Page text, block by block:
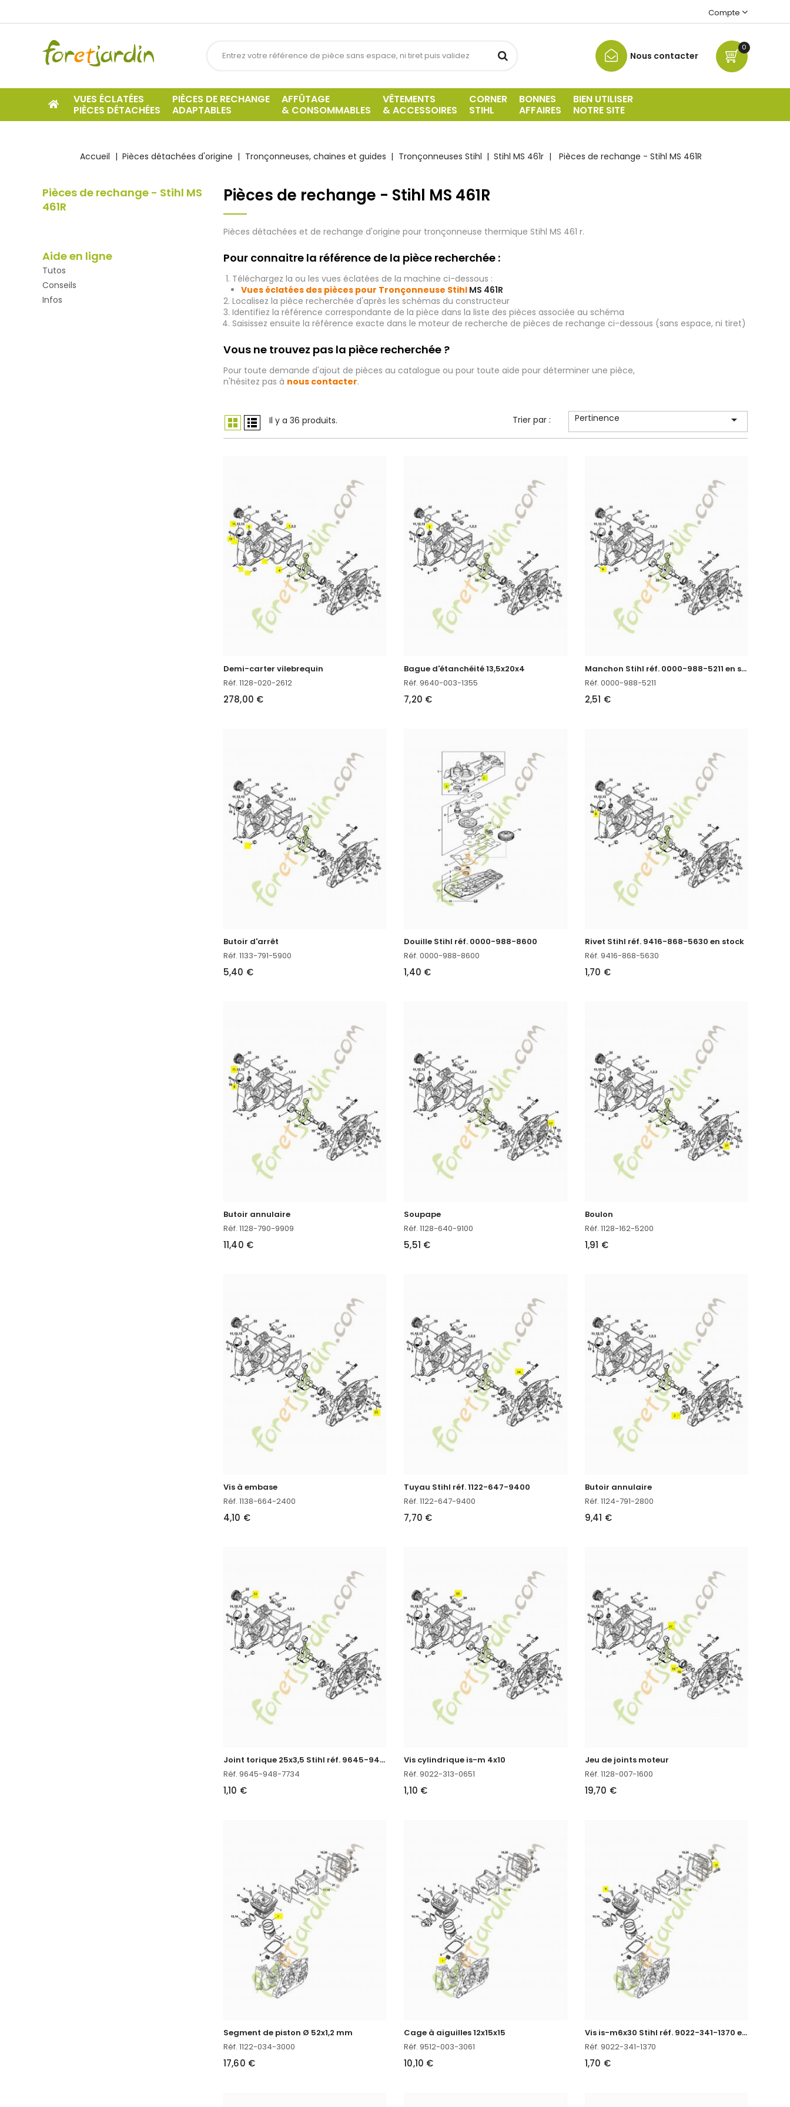
Compte
0
Nous contacter
VUES ÉCLATÉES
PIÈCES DÉTACHÉES
PIÈCES DE RECHANGE
ADAPTABLES
AFFÛTAGE
& CONSOMMABLES
VÊTEMENTS
& ACCESSOIRES
CORNER
STIHL
BONNES
AFFAIRES
BIEN UTILISER
NOTRE SITE
Accueil Pièces détachées d'origine Tronçonneuses, chaines et guides Tronçonneuses Stihl Stihl MS 461r Pièces de rechange - Stihl MS 461R
Pièces de rechange - Stihl MS
461R
Aide en ligne
Tutos
Conseils
Infos
Pièces de rechange - Stihl MS 461R
Pièces détachées et de rechange d'origine pour tronçonneuse thermique Stihl MS 461 r.
Pour connaitre la référence de la pièce recherchée :
Téléchargez la ou les vues éclatées de la machine ci-dessous :
Vues éclatées des pièces pour Tronçonneuse StihlMS 461R
Localisez la pièce recherchée d'après les schémas du constructeur
Identifiez la référence correspondante de la pièce dans la liste des pièces associée au schéma
Saisissez ensuite la référence exacte dans le moteur de recherche de pièces de rechange ci-dessous (sans espace, ni tiret)
Vous ne trouvez pas la pièce recherchée ?
Pour toute demande d'ajout de pièces au catalogue ou pour toute aide pour déterminer une pièce,
n'hésitez pas à nous contacter.
Il y a 36 produits. Trier par : Pertinence 
Demi-carter vilebrequin
Réf. 1128-020-2612
278,00 €
Bague d'étanchéité 13,5x20x4
Réf. 9640-003-1355
7,20 €
M
anchon Stihl réf. 0000-988-5211 en stock
Réf. 0000-988-5211
2,51 €
Butoir d'arrêt
Réf. 1133-791-5900
5,40 €
Douille Stihl réf. 0000-988-8600
Réf. 0000-988-8600
1,40 €
Rivet Stihl réf. 9416-868-5630 en stock
Réf. 9416-868-5630
1,70 €
Butoir annulaire
Réf. 1128-790-9909
11,40 €
Soupape
Réf. 1128-640-9100
5,51 €
Boulon
Réf. 1128-162-5200
1,91 €
Vis à embase
Réf. 1138-664-2400
4,10 €
Tuyau Stihl réf. 1122-647-9400
Réf. 1122-647-9400
7,70 €
Butoir annulaire
Réf. 1124-791-2800
9,41 €
J
oint torique 25x3,5 Stihl réf. 9645-948-7734
Réf. 9645-948-7734
1,10 €
Vis cylindrique is-m 4x10
Réf. 9022-313-0651
1,10 €
Jeu de joints moteur
Réf. 1128-007-1600
19,70 €
Segment de piston Ø 52x1,2 mm
Réf. 1122-034-3000
17,60 €
Cage à aiguilles 12x15x15
Réf. 9512-003-3061
10,10 €
V
is is-m6x30 Stihl réf. 9022-341-1370 en stock
Réf. 9022-341-1370
1,70 €